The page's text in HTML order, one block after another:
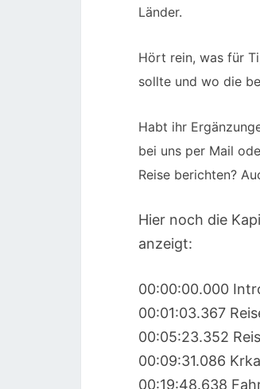
Länder.
Hört rein, was für
sollte und wo die
Habt ihr
bei uns per Mail
Reise berichten?
Hier noch die
anzeigt:
00:00:00.000
00:01:03.367
00:05:23.352
00:09:31.086
00:19:48.638